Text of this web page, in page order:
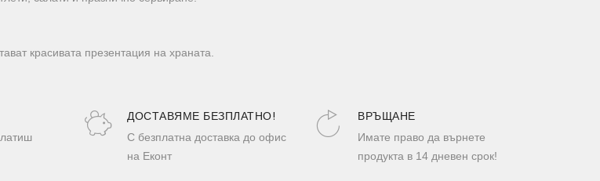
красивата презентация на храната.
ДОСТАВЯМЕ БЕЗПЛАТНО!
С безплатна доставка до офис
на Еконт
ВРЪЩАНЕ
Имате право да върнете
продукта в 14 дневен срок!